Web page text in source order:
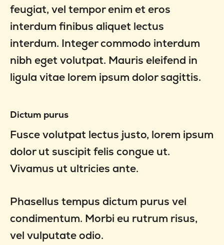
feugiat, vel tempor enim et eros
interdum finibus aliquet lectus
interdum. Integer commodo interdum
nibh eget volutpat. Mauris eleifend in
ligula vitae lorem ipsum dolor sagittis.
Dictum purus
Fusce volutpat lectus justo, lorem ipsum
dolor ut suscipit felis congue ut.
Vivamus ut ultricies ante.
Phasellus tempus dictum purus vel
condimentum. Morbi eu rutrum risus,
vel vulputate odio.